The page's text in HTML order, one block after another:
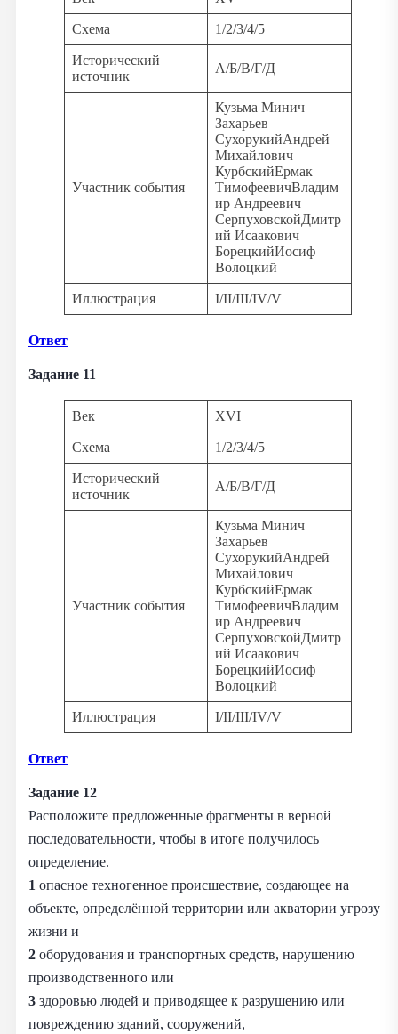
Схема 1/2/3/4/5
Исторический
источник
А/Б/В/Г/Д
Участник события
Кузьма Минич
Захарьев
СухорукийАндрей
Михайлович
КурбскийЕрмак
ТимофеевичВладим
ир Андреевич
СерпуховскойДмитр
ий Исаакович
БорецкийИосиф
Волоцкий
Иллюстрация I/II/III/IV/V
Ответ
Задание 11
Век XVI
Схема 1/2/3/4/5
Исторический
источник
А/Б/В/Г/Д
Участник события
Кузьма Минич
Захарьев
СухорукийАндрей
Михайлович
КурбскийЕрмак
ТимофеевичВладим
ир Андреевич
СерпуховскойДмитр
ий Исаакович
БорецкийИосиф
Волоцкий
Иллюстрация I/II/III/IV/V
Ответ
Задание 12
Расположите предложенные фрагменты в верной
последовательности, чтобы в итоге получилось
определение.
1 опасное техногенное происшествие, создающее на
объекте, определённой территории или акватории угрозу
жизни и
2 оборудования и транспортных средств, нарушению
производственного или
3 здоровью людей и приводящее к разрушению или
повреждению зданий, сооружений,